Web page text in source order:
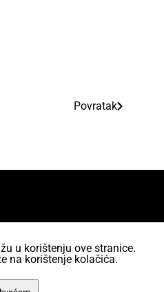
Povratak
pod licencom Creative
u korištenju ove stranice.
na korištenje kolačića.